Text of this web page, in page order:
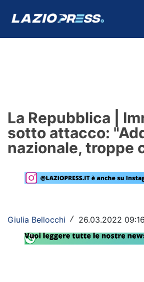
Formello
Infortuni
Primavera
Lazio Women
Rassegna Lazio
La Repubblica |
sotto attacco:
nazionale, troppe
Giulia Bellocchi / 26.03.2022 09:16